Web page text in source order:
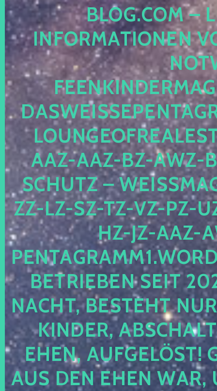
LOG.COM –
NFORMATIONEN
AZ-AAZ-BZ-AWZ-
CHUTZ –
-LZ-SZ-TZ-VZ-PZ-UZ-
-JZ-AAZ-
TRIEBEN SEIT 2024
CHT, BESTEHT NUR
NDER,
EN, AUFGELÖST!
S DEN EHEN WAR,